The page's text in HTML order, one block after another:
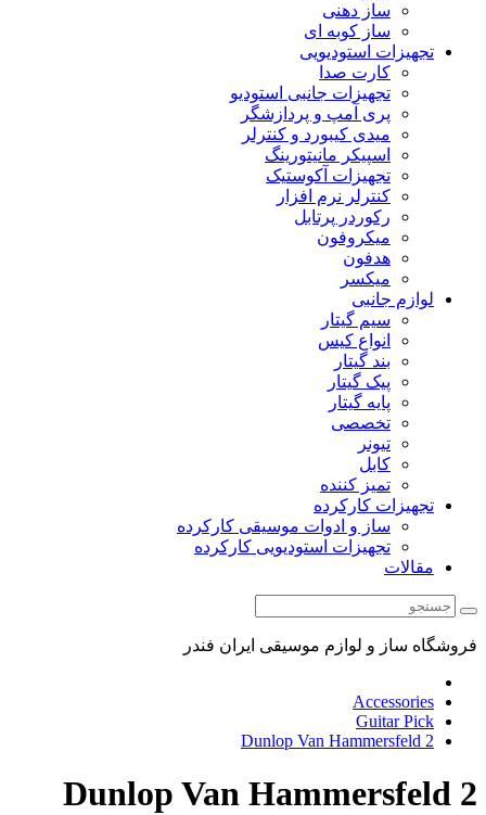
ساز دهنی
ساز کوبه ای
تجهیزات استودیویی
کارت صدا
تجهیزات جانبی استودیو
پری آمپ و پردازشگر
میدی کیبورد و کنترلر
اسپیکر مانیتورینگ
تجهیزات آکوستیک
کنترلر نرم افزار
رکوردر پرتابل
میکروفون
هدفون
میکسر
لوازم جانبی
سیم گیتار
انواع کیس
بند گیتار
پیک گیتار
پایه گیتار
تخصصی
تیونر
کابل
تمیز کننده
تجهیزات کارکرده
ساز و ادوات موسیقی کارکرده
تجهیزات استودیویی کارکرده
مقالات
فروشگاه ساز و لوازم موسیقی ایران فندر
Accessories
Guitar Pick
Dunlop Van Hammersfeld 2
Dunlop Van Hammersfeld 2